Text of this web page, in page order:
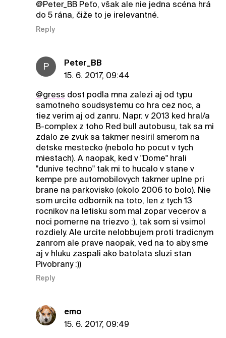
@Peter_BB Peťo, však ale nie jedna scéna hrá
do 5 rána, čiže to je irelevantné.
Reply
P
Peter_BB
15. 6. 2017, 09:44
@gress dost podla mna zalezi aj od typu
samotneho soudsystemu co hra cez noc, a
tiez verim aj od zanru. Napr. v 2013 ked hral/a
B-complex z toho Red bull autobusu, tak sa mi
zdalo ze zvuk sa takmer nesiril smerom na
detske mestecko (nebolo ho pocut v tych
miestach). A naopak, ked v "Dome" hrali
"dunive techno" tak mi to hucalo v stane v
kempe pre automobilovych takmer uplne pri
brane na parkovisko (okolo 2006 to bolo). Nie
som urcite odbornik na toto, len z tych 13
rocnikov na letisku som mal zopar vecerov a
noci pomerne na triezvo :), tak som si vsimol
rozdiely. Ale urcite nelobbujem proti tradicnym
zanrom ale prave naopak, ved na to aby sme
aj v hluku zaspali ako batolata sluzi stan
Pivobrany :))
Reply
emo
15. 6. 2017, 09:49